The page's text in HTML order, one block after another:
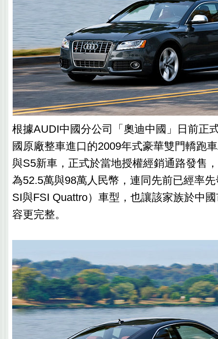
根據AUDI中國分公司「奧迪中國」日前正
國原廠整車進口的2009年式豪華雙門轎跑
與S5新車，正式於當地授權經銷通路發售
為52.5萬與98萬人民幣，連同先前已經率
SI與FSI Quattro）車型，也讓該家族於中
容更完整。